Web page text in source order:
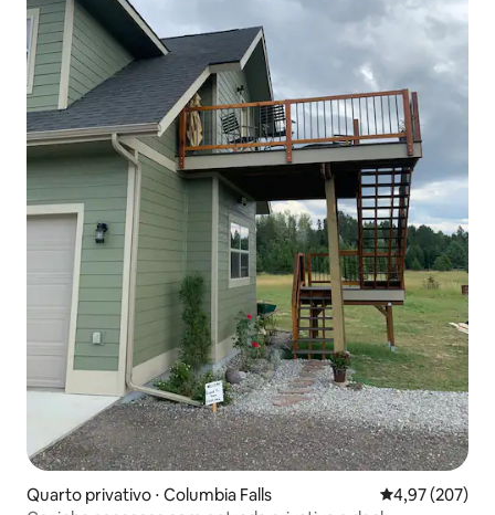
Quarto privativo ⋅ Columbia Falls 4,97 de uma
4,97 (207)